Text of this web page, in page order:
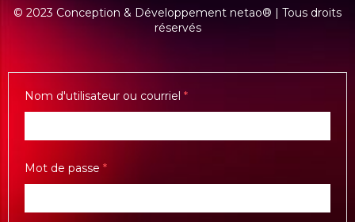
© 2023 Conception & Développement netao® | Tous droits
réservés
Nom d'utilisateur ou courriel *
Mot de passe *